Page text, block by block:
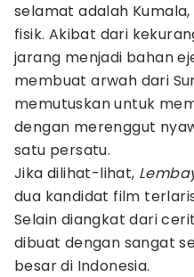
selamat adalah
fisik. Akibat dari
jarang menjadi bahan
membuat arwah dari
memutuskan untuk
dengan merenggut
satu persatu.
Jika dilihat-lihat,
dua kandidat film
Selain diangkat dari
dibuat dengan sangat
besar di Indonesia.